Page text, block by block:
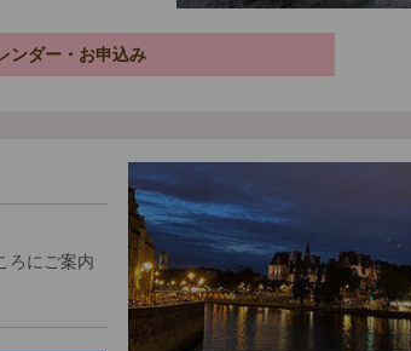
ンダー・お申込み
ろにご案内